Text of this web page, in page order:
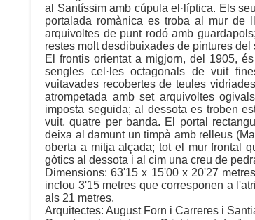
al Santíssim amb cúpula el·líptica. Els
portalada romànica es troba al mur
arquivoltes de punt rodó amb
restes molt desdibuixades de pintures del
El frontis orientat a migjorn, del 1905,
sengles cel·les octagonals de vuit
vuitavades recobertes de teules
atrompetada amb set arquivoltes
imposta seguida; al dessota es troben
vuit, quatre per banda. El portal
deixa al damunt un timpà amb relleus
oberta a mitja alçada; tot el mur frontal
gòtics al dessota i al cim una creu de
Dimensions: 63'15 x 15'00 x 20'27
inclou 3'15 metres que corresponen a
als 21 metres.
Arquitectes: August Forn i Carreres i